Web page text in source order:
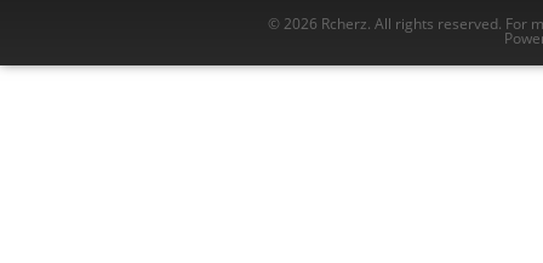
© 2026 Rcherz. All rights reserved. For